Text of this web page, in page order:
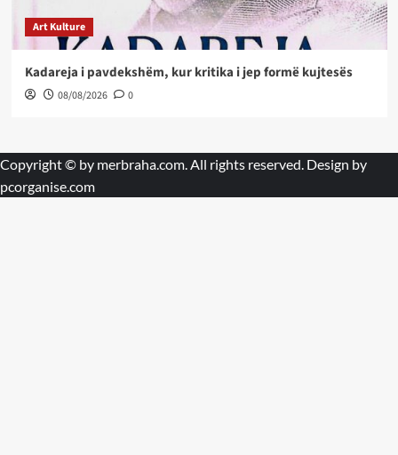
Art Kulture
Kadareja i pavdekshëm, kur kritika i jep formë kujtesës
08/08/2026 0
Copyright © by merbraha.com . All rights reserved. Design by
pcorganise.com